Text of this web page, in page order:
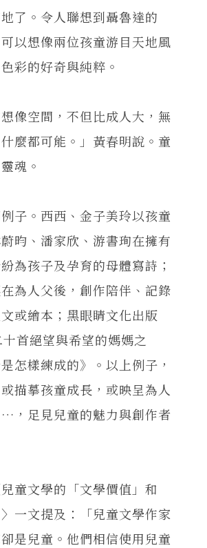
。令人聯想到聶魯達的
可以想像兩位孩童游目天地風
彩的好奇與純粹。
空間，不但比成人大，無
麼都可能。」黃春明說。童
魂。
。西西、金子美玲以孩童
昀、潘家欣、游書珣在擁有
為孩子及孕育的母體寫詩；
為人父後，創作陪伴、記錄
或繪本；黑眼睛文化出版
十首絕望與希望的媽媽之
怎樣練成的》。以上例子，
描摹孩童成長，或映呈為人
，足見兒童的魅力與創作者
文學的「文學價值」和
〉一文提及：「兒童文學作家
是兒童。他們相信使用兒童